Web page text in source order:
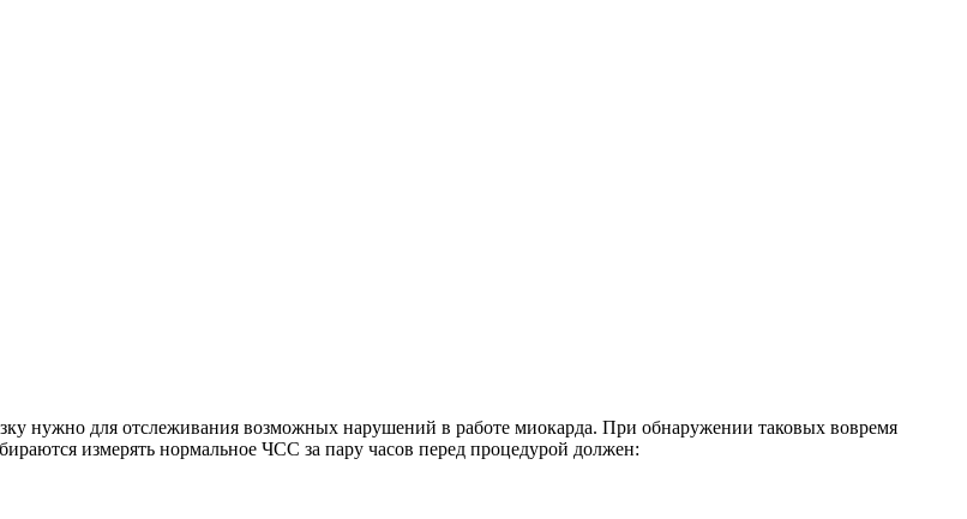
нужно для отслеживания возможных нарушений в работе миокарда. При обнаружении таковых вовремя
измерять нормальное ЧСС за пару часов перед процедурой должен: